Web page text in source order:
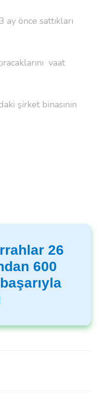
önce sattıkları
vaat
şirket binasının
26
600